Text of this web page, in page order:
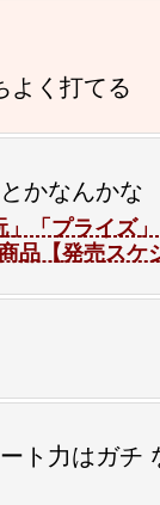
よく打てる
かなんかな
」「プライズ
品【発売スケ
ト力はガチ